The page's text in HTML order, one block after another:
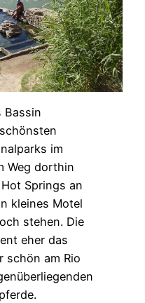
Bassin
im
Weg dorthin
Springs an
kleines Motel
stehen. Die
eher das
schön am Rio